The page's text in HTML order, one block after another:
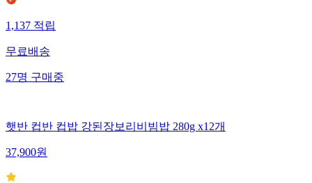
1,137적립
무료배송
27명구매중
햇반 컵반 컵밥 강된장보리비빔밥 280g x12개
37,900원